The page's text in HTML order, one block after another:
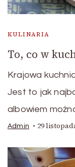
KULINARIA
To, co w
Krajowa
Jest to jak
albowiem
Admin 29